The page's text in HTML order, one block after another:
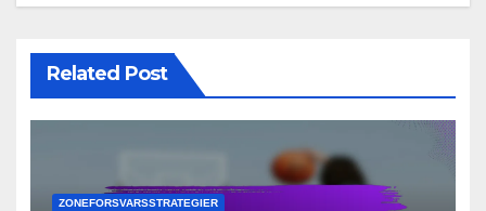
Related Post
ZONEFORSVARSSTRATEGIER